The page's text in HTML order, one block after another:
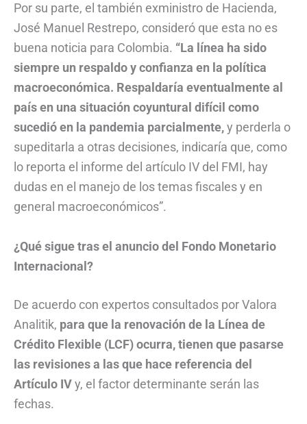
Por su parte, el también exministro de Hacienda,
José Manuel Restrepo, consideró que esta no es
buena noticia para Colombia. “La línea ha sido
siempre un respaldo y confianza en la política
macroeconómica. Respaldaría eventualmente al
país en una situación coyuntural difícil como
sucedió en la pandemia parcialmente,y perderla o
supeditarla a otras decisiones, indicaría que, como
lo reporta el informe del artículo IV del FMI, hay
dudas en el manejo de los temas fiscales y en
general macroeconómicos”.
¿Qué sigue tras el anuncio del Fondo Monetario
Internacional?
De acuerdo con expertos consultados por Valora
Analitik, para que la renovación de la Línea de
Crédito Flexible (LCF) ocurra, tienen que pasarse
las revisiones a las que hace referencia del
Artículo IVy, el factor determinante serán las
fechas.